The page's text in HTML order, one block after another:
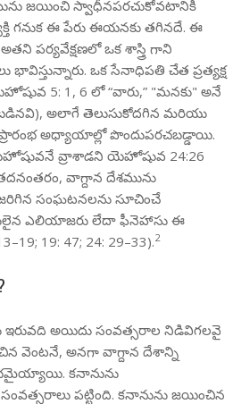
జయించి స్వాధీనపరచుకోవటానికి
ఈ పేరు ఈయనకు తగినదే. ఈ
పర్యవేక్షణలో ఒక శాస్త్రి గాని
భావిస్తున్నారు. ఒక సేనాధిపతి చేత ప్రత్యక్ష
5: 1, 6 లో “వారు,” "మనకు" అనే
అలాగే తెలుసుకోదగిన మరియు
అధ్యాయాల్లో పొందుపరచబడ్డాయి.
వ్రాశాడని యెహోషువ 24:26
వాగ్దాన దేశమును
సంఘటనలను సూచించే
ఎలియాజరు లేదా ఫీనెహాసు ఈ
19: 47; 24: 29–33).2
ఇరువది అయిదు సంవత్సరాల నిడివిగలవై
వెంటనే, అనగా వాగ్దాన దేశాన్ని
కనానును
పట్టింది. కనానును జయించిన